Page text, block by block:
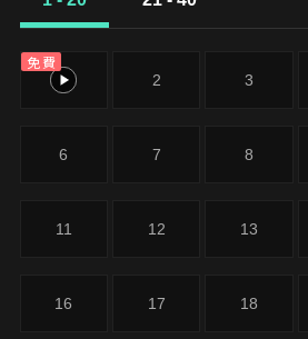
香美人之毒離奇身亡...
免費
1 2 3
6 7 8
11 12 13
16 17 18